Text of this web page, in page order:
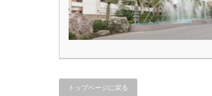
トップページに戻る